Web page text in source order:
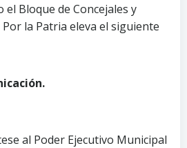
Bloque de Concejales y
la Patria eleva el siguiente
al Poder Ejecutivo Municipal